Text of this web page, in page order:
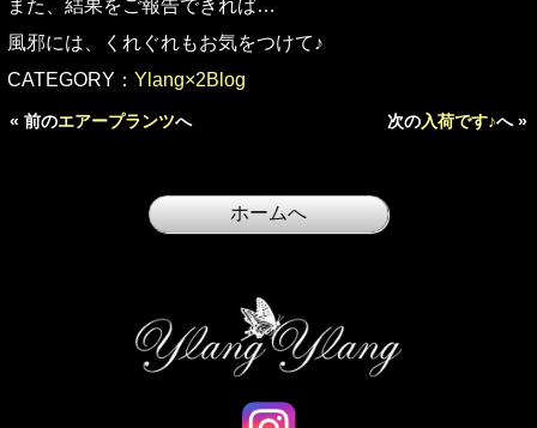
また、結果をご報告できれば…
風邪には、くれぐれもお気をつけて♪
CATEGORY： Ylang×2Blog
« 前のエアープランツへ 次の入荷です♪へ »